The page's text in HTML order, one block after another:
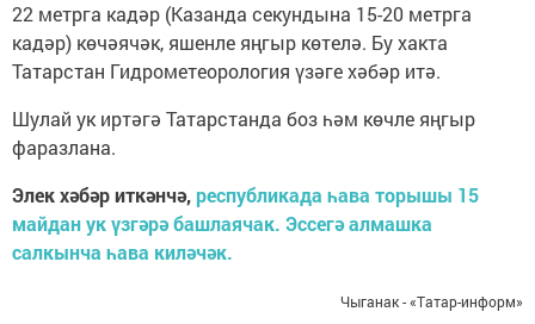
22 метрга кадәр (Казанда секундына 15-20 метрга
кадәр) көчәячәк, яшенле яңгыр көтелә. Бу хакта
Татарстан Гидрометеорология үзәге хәбәр итә.
Шулай ук иртәгә Татарстанда боз һәм көчле яңгыр
фаразлана.
Элек хәбәр иткәнчә,республикада һава торышы 15
майдан ук үзгәрә башлаячак. Эссегә алмашка
салкынча һава киләчәк.
Чыганак - «Татар-информ»